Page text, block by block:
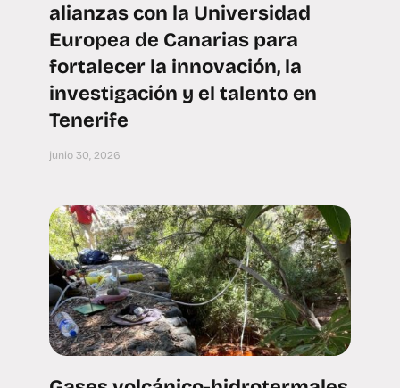
alianzas con la Universidad
Europea de Canarias para
fortalecer la innovación, la
investigación y el talento en
Tenerife
junio 30, 2026